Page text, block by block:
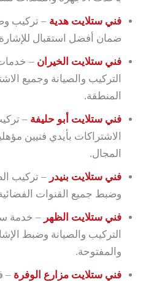
فني ستلايت هدية – تركيب
ضمان أفضل استقبال
فني ستلايت الخيران –
التركيب والصيانة وجميع
المنطقة.
فني ستلايت أبو حليفة –
الاشتراكات بأيدي فنيين
المجال.
فني ستلايت بنيدر – تركيب
وضبط جميع القنوات
فني ستلايت الظهر – خدمة
التركيب والصيانة وضبط
والمفتوحة.
فني ستلايت مزارع الوفرة –